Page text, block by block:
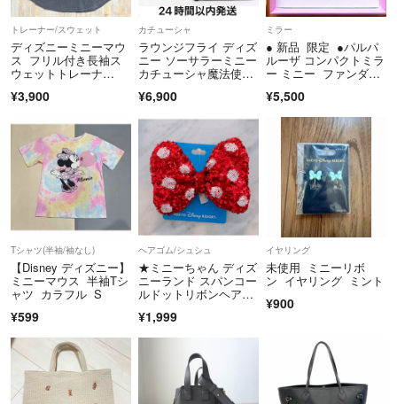
よろしくお願いいたします🙇‍♀️
トレーナー/スウェット
ディズニーミニーマウ
ス フリル付き長袖ス
ウェットトレーナ
¥3,900
カチューシャ
ラウンジフライ ディズ
ニー ソーサラーミニー
カチューシャ魔法使い
¥6,900
ミラー
● 新品 限定 ●パルパ
ルーザ コンパクトミラ
ー ミニー ファンダー
ィズニーランド ガラ
¥5,500
Tシャツ(半袖/袖なし)
【Disney ディズニー】
ミニーマウス 半袖Tシ
ャツ カラフル S
¥599
ヘアゴム/シュシュ
★ミニーちゃん ディズ
ニーランド スパンコー
ルドットリボンヘアゴ
¥1,999
イヤリング
未使用 ミニーリボ
ン イヤリング ミント
¥900